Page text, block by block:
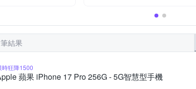
結果
時狂降1500
蘋果 iPhone 17 Pro 256G - 5G智慧型手機